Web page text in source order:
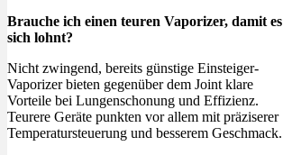
Brauche ich einen teuren Vaporizer, damit es
sich lohnt?
Nicht zwingend, bereits günstige Einsteiger-
Vaporizer bieten gegenüber dem Joint klare
Vorteile bei Lungenschonung und Effizienz.
Teurere Geräte punkten vor allem mit präziserer
Temperatursteuerung und besserem Geschmack.